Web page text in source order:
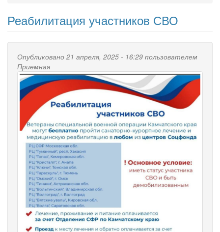
Реабилитация участников СВО
Опубликовано 21 апреля, 2025 - 16:29 пользователем
Приемная